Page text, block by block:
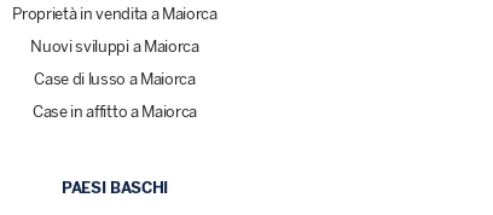
Proprietà in vendita a Maiorca
Nuovi sviluppi a Maiorca
Case di lusso a Maiorca
Case in affitto a Maiorca
PAESI BASCHI